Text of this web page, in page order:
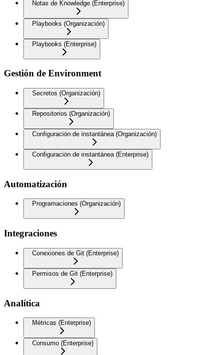
Notas de Knowledge (Enterprise)
Playbooks (Organización)
Playbooks (Enterprise)
Gestión de Environment
Secretos (Organización)
Repositorios (Organización)
Configuración de instantánea (Organización)
Configuración de instantánea (Enterprise)
Automatización
Programaciones (Organización)
Integraciones
Conexiones de Git (Enterprise)
Permisos de Git (Enterprise)
Analítica
Métricas (Enterprise)
Consumo (Enterprise)